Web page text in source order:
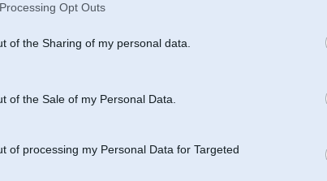
Opt Outs
of the Sharing of my personal data.
of the Sale of my Personal Data.
of processing my Personal Data for Targeted